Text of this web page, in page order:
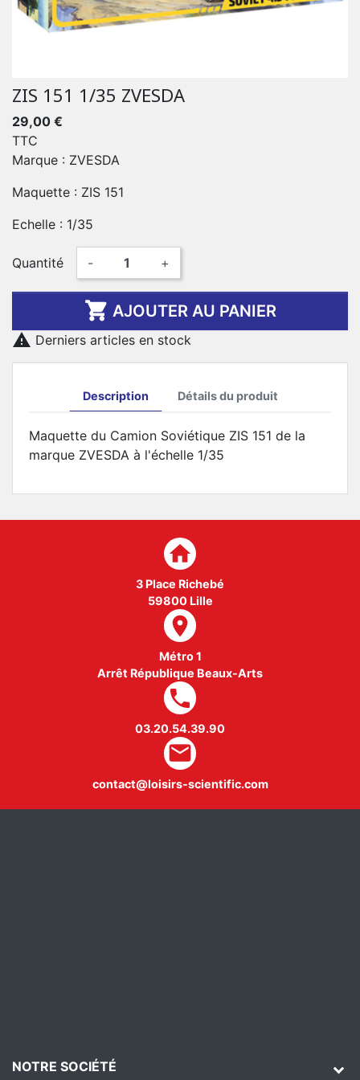
ZIS 151 1/35 ZVESDA
29,00 €
TTC
Marque : ZVESDA
Maquette : ZIS 151
Echelle : 1/35
Quantité - +
 AJOUTER AU PANIER
 Derniers articles en stock
Description Détails du produit
Maquette du Camion Soviétique ZIS 151 de la
marque ZVESDA à l'échelle 1/35
home
3 Place Richebé
59800 Lille
room
Métro 1
Arrêt République Beaux-Arts
local_phone
03.20.54.39.90
mail
contact@loisirs-scientific.com
NOTRE SOCIÉTÉ